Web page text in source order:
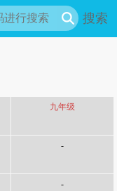
搜索
九年级
-
-